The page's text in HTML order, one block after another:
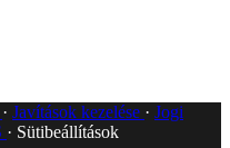
Javítások kezelése
Jogi
Sütibeállítások